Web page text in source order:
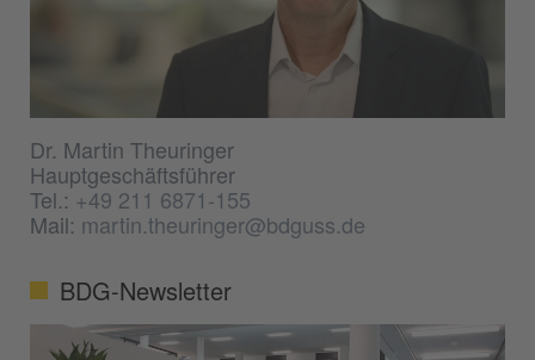
Dr. Martin Theuringer
Hauptgeschäftsführer
Tel.:+49 211 6871-155
Mail: martin.theuringer@bdguss.de
BDG-Newsletter